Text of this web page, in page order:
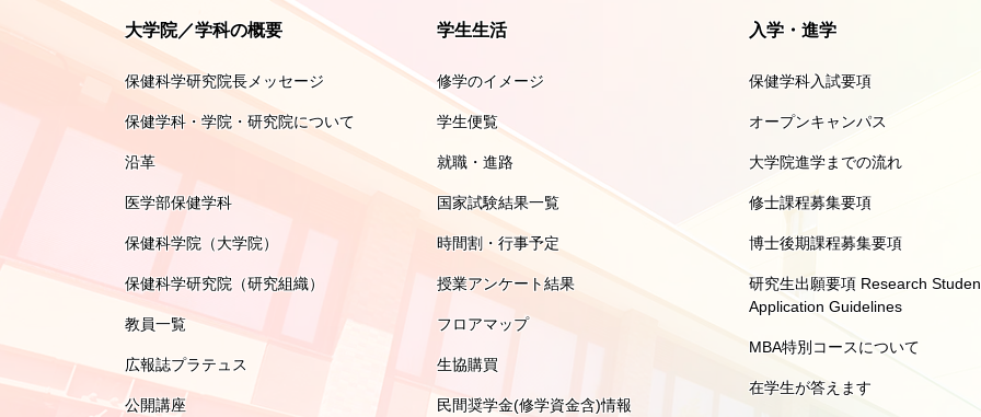
大学院／学科の概要
保健科学研究院長メッセージ
保健学科・学院・研究院について
沿革
医学部保健学科
保健科学院（大学院）
保健科学研究院（研究組織）
教員一覧
広報誌プラテュス
公開講座
学生生活
修学のイメージ
学生便覧
就職・進路
国家試験結果一覧
時間割・行事予定
授業アンケート結果
フロアマップ
生協購買
民間奨学金(修学資金含)情報
入学・進学
保健学科入試要項
オープンキャンパス
大学院進学までの流れ
修士課程募集要項
博士後期課程募集要項
研究生出願要項 Research
Application Guidelines
MBA特別コースについて
在学生が答えます